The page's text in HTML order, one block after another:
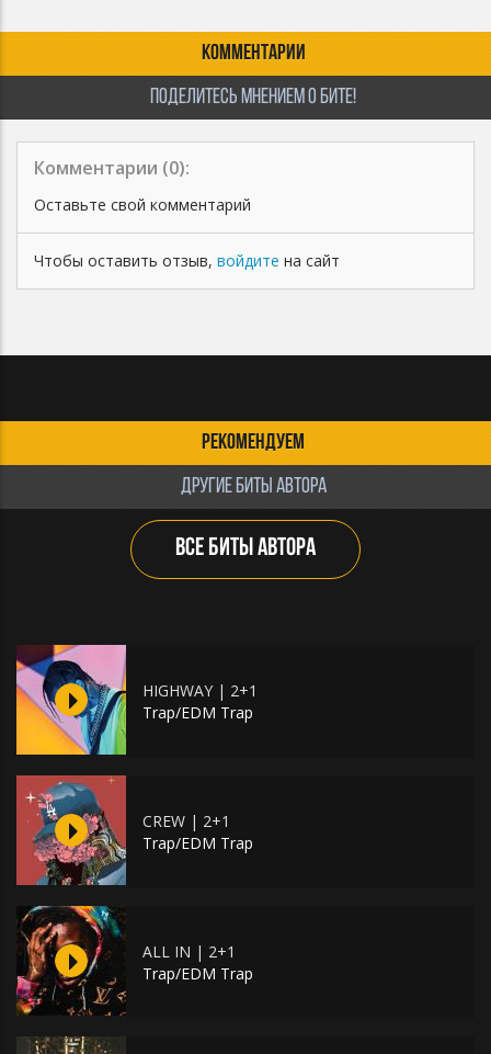
КОММЕНТАРИИ
ПОДЕЛИТЕСЬ МНЕНИЕМ О БИТЕ!
Комментарии (0):
Оставьте свой комментарий
Чтобы оставить отзыв, войдите на сайт
РЕКОМЕНДУЕМ
ДРУГИЕ БИТЫ АВТОРА
ВСЕ БИТЫ АВТОРА
HIGHWAY | 2+1
Trap/EDM Trap
CREW | 2+1
Trap/EDM Trap
ALL IN | 2+1
Trap/EDM Trap